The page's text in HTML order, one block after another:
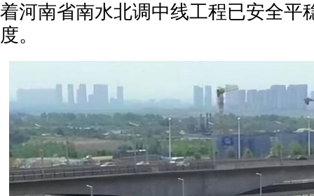
着河南省南水北调中线工程已安全平
度。